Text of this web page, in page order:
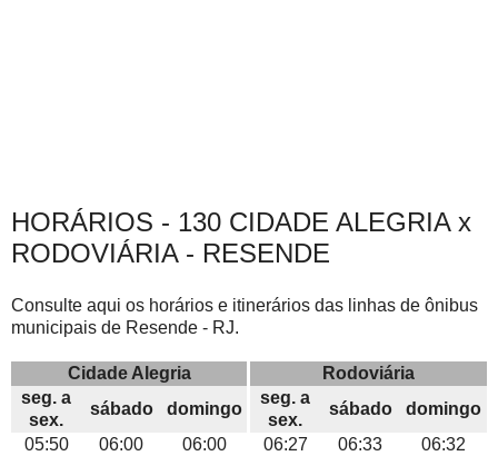
HORÁRIOS - 130 CIDADE ALEGRIA x
RODOVIÁRIA - RESENDE
Consulte aqui os horários e itinerários das linhas de ônibus
municipais de Resende - RJ.
Cidade Alegria
Rodoviária
seg. a
sex.
sábado domingo
seg. a
sex.
sábado
domingo
05:50
06:00 06:00 06:27 06:33
06:32